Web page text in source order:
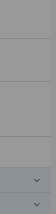
keyboard_arrow_down
keyboard_arrow_down